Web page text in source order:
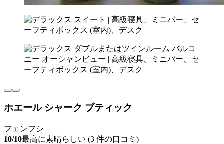
ホエール シャーク ブティック
フェンフシ
10/10最高に素晴らしい (3 件の口コミ)